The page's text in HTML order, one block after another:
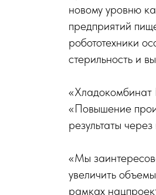
новому уровню
предприятий
робототехники
стерильность и
«Хладокомбинат
«Повышение
результаты
«Мы
увеличить
рамках